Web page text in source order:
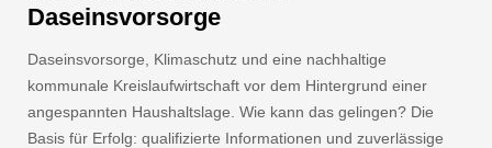
Daseinsvorsorge
Daseinsvorsorge, Klimaschutz und eine nachhaltige
kommunale Kreislaufwirtschaft vor dem Hintergrund einer
angespannten Haushaltslage. Wie kann das gelingen? Die
Basis für Erfolg: qualifizierte Informationen und zuverlässige